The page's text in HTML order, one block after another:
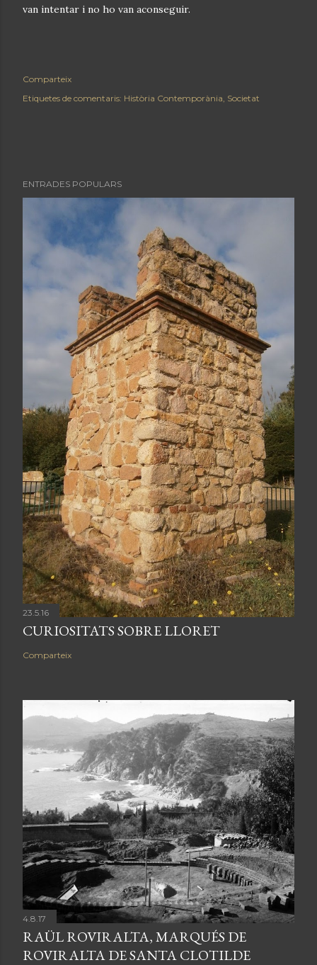
van intentar i no ho van aconseguir.
Comparteix
Etiquetes de comentaris: Història Contemporània Societat
ENTRADES POPULARS
23.5.16
CURIOSITATS SOBRE LLORET
Comparteix
4.8.17
RAÜL ROVIRALTA, MARQUÉS DE
ROVIRALTA DE SANTA CLOTILDE